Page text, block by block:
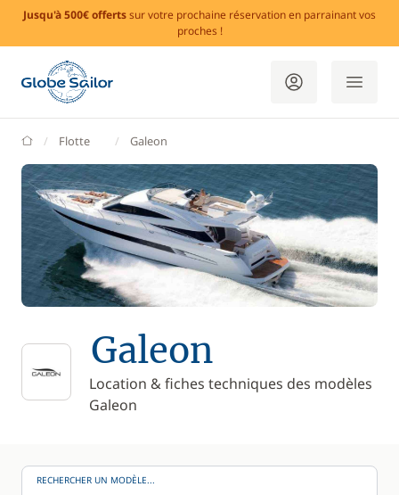
Jusqu'à 500€ offertssur votre prochaine réservation en parrainant vos
proches !
GlobeSailor
Flotte Galeon
Galeon
Location & fiches techniques des modèles
Galeon
RECHERCHER UN MODÈLE...